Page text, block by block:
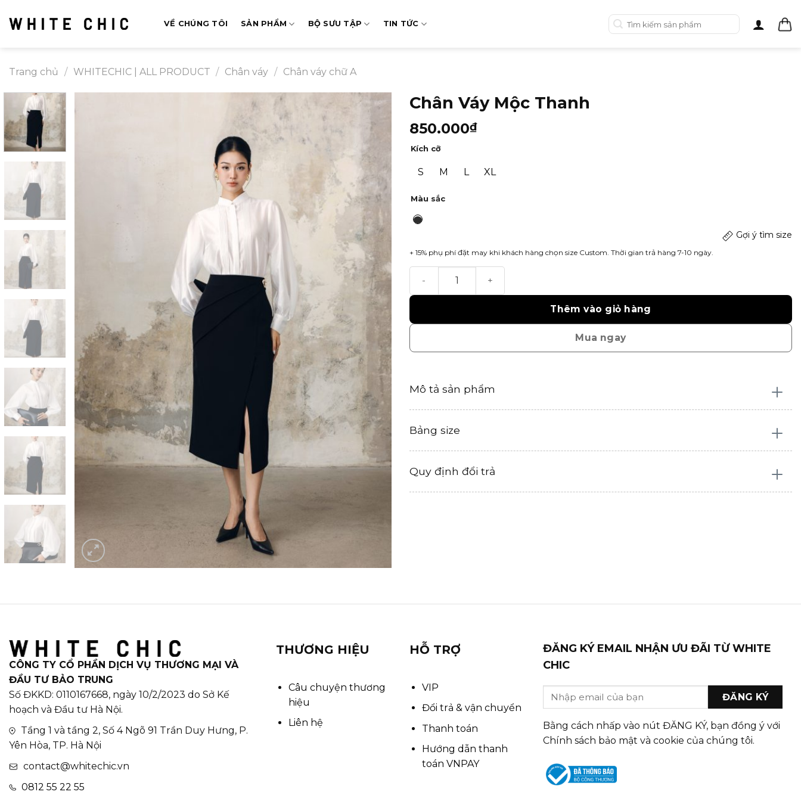
qua
VỀ CHÚNG TÔI SẢN PHẨM BỘ SƯU TẬP TIN TỨC
Tìm
kiếm:
Trang chủ / WHITECHIC | ALL PRODUCT / Chân váy / Chân váy chữ A
Chân Váy Mộc Thanh
850.000₫
Kích cỡ
S M L XL
Màu sắc
+ 15% phụ phí đặt may khi khách hàng chọn size Custom. Thời gian trả hàng 7-10 ngày.
Gợi ý tìm size
Thêm vào giỏ hàng
Mua ngay
Mô tả sản phẩm
Bảng size
Quy định đổi trả
CÔNG TY CỔ PHẦN DỊCH VỤ THƯƠNG MẠI VÀ
ĐẦU TƯ BẢO TRUNG
Số ĐKKD: 0110167668, ngày 10/2/2023 do Sở Kế
hoạch và Đầu tư Hà Nội.
Tầng 1 và tầng 2, Số 4 Ngõ 91 Trần Duy Hưng, P.
Yên Hòa, TP. Hà Nội
contact@whitechic.vn
0812 55 22 55
THƯƠNG HIỆU
Câu chuyện thương
hiệu
Liên hệ
HỖ TRỢ
VIP
Đổi trả & vận chuyển
Thanh toán
Hướng dẫn thanh
toán VNPAY
ĐĂNG KÝ EMAIL NHẬN ƯU ĐÃI TỪ WHITE
CHIC
Bằng cách nhấp vào nút ĐĂNG KÝ, bạn đồng ý với
Chính sách bảo mật và cookie của chúng tôi.